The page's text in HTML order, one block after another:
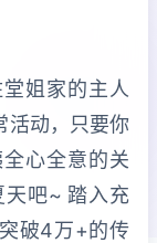
姐家的主人
活动，只要你
心全意的关
天吧~ 踏入充
破4万+的传